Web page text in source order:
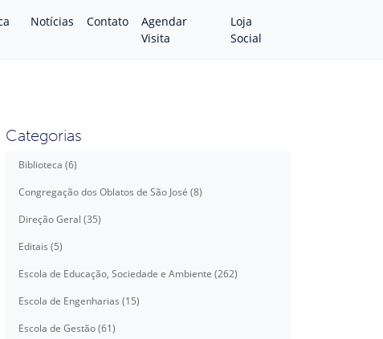
Notícias Contato
Agendar
Visita
Loja
Social
Categorias
Biblioteca (6)
Congregação dos Oblatos de São José (8)
Direção Geral (35)
Editais (5)
Escola de Educação, Sociedade e Ambiente (262)
Escola de Engenharias (15)
Escola de Gestão (61)